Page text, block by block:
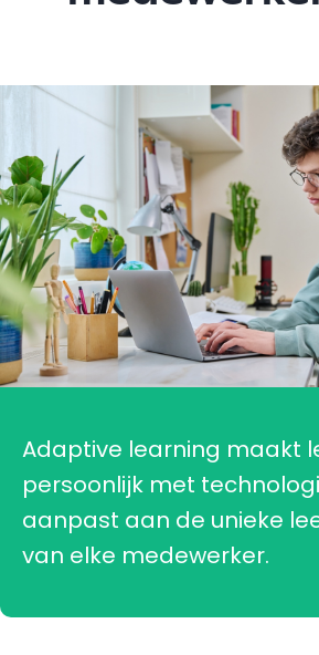
Adaptive learning maakt
persoonlijk met
aanpast aan de unieke
van elke medewerker.